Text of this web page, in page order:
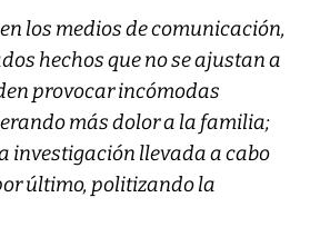
los medios de comunicación,
hechos que no se ajustan a
provocar incómodas
más dolor a la familia;
investigación llevada a cabo
último, politizando la